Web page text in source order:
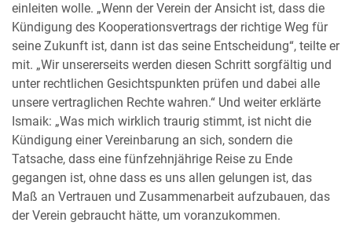
einleiten wolle. „Wenn der Verein der Ansicht ist, dass die
Kündigung des Kooperationsvertrags der richtige Weg für
seine Zukunft ist, dann ist das seine Entscheidung“, teilte er
mit. „Wir unsererseits werden diesen Schritt sorgfältig und
unter rechtlichen Gesichtspunkten prüfen und dabei alle
unsere vertraglichen Rechte wahren.“ Und weiter erklärte
Ismaik: „Was mich wirklich traurig stimmt, ist nicht die
Kündigung einer Vereinbarung an sich, sondern die
Tatsache, dass eine fünfzehnjährige Reise zu Ende
gegangen ist, ohne dass es uns allen gelungen ist, das
Maß an Vertrauen und Zusammenarbeit aufzubauen, das
der Verein gebraucht hätte, um voranzukommen.